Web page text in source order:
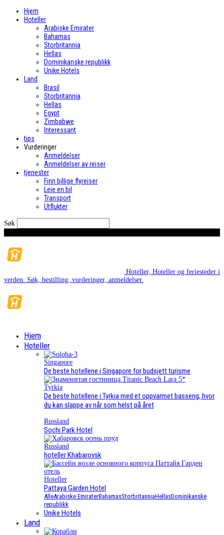
Hjem
Hoteller
Arabiske Emirater
Bahamas
Storbritannia
Hellas
Dominikanske republikk
Unike Hotels
Land
Brasil
Storbritannia
Hellas
Egypt
Zimbabwe
Interessant
tips
Vurderinger
Anmeldelser
Anmeldelser av reiser
tjenester
Finn billige flyreiser
Leie en bil
Transport
Utflukter
Søk
Hoteller, Hoteller og feriesteder i
verden. Søk, bestilling, vurderinger, anmeldelser.
Hjem
Hoteller
Singapore
De beste hotellene i Singapore for budsjett turisme
Tyrkia
De beste hotellene i Tyrkia med et oppvarmet basseng, hvor
du kan slappe av når som helst på året
Russland
Sochi Park Hotel
Russland
hoteller Khabarovsk
Hoteller
Pattaya Garden Hotel
AlleArabiske EmiraterBahamasStorbritanniaHellasDominikanske
republikk
Unike Hotels
Land